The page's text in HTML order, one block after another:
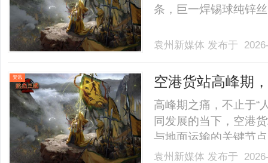
发，锌丝厂家
条，巨一焊锡球纯锌
袁州新媒体 发布于
资讯 空港货站高峰期
高峰期之痛，不止于“
同发展的当下，空港
与地面运输的关键节
活力的“咽喉要道”。
袁州新媒体 发布于